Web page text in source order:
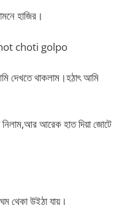
হাজির।
hot choti golpo
দেখতে থাকলাম।হঠাৎ আমি
নিলাম,আর আরেক হাত দিয়া জোটে
থেকা উইঠা যায়।